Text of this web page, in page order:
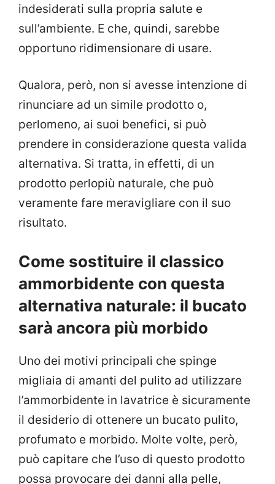
indesiderati sulla propria salute e
sull’ambiente. E che, quindi, sarebbe
opportuno ridimensionare di usare.
Qualora, però, non si avesse intenzione di
rinunciare ad un simile prodotto o,
perlomeno, ai suoi benefici, si può
prendere in considerazione questa valida
alternativa. Si tratta, in effetti, di un
prodotto perlopiù naturale, che può
veramente fare meravigliare con il suo
risultato.
Come sostituire il classico
ammorbidente con questa
alternativa naturale: il bucato
sarà ancora più morbido
Uno dei motivi principali che spinge
migliaia di amanti del pulito ad utilizzare
l’ammorbidente in lavatrice è sicuramente
il desiderio di ottenere un bucato pulito,
profumato e morbido. Molte volte, però,
può capitare che l’uso di questo prodotto
possa provocare dei danni alla pelle,